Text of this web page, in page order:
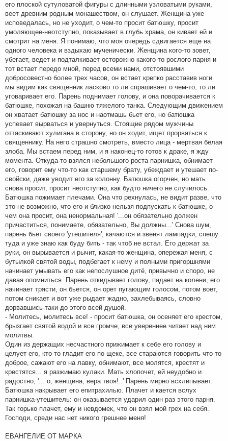
его плоской сутуловатой фигуры с длинными узловатыми руками,
веет древним родным монашеством, он слушает. Женщина уже
исповедалась, но не уходит, о чем-то просит батюшку, просит
умоляющее-неотступно, показывает в глубь храма, он кивает ей и
смотрит на меня. Я понимаю, что моя очередь сдвигается еще на
одного человека и вздыхаю мученически. Женщина кого-то зовет,
убегает, ведет и подталкивает осторожно какого-то рослого парня и
тот встает передо мной, перед всеми нами, отстоявшими
добросовестно более трех часов, он встает крепко расставив ноги
мы видим как священник ласково то ли спрашивает о чем-то, то ли
уговаривает его. Парень поднимает голову, и она поворачивается к
батюшке, похожая на башню тяжелого танка. Следующим движением
он хватает батюшку за нос и наотмашь бьет его, но батюшка
успевает вырваться и увернуться. Стоящие рядом мужчины
оттаскивают хулигана в сторону, но он ходит, ищет прорваться к
священнику. На него страшно смотреть, вместо лица - мертвая белая
злоба. Мы встаем перед ним, и я наконец-то готов к драке, я жду
момента. Откуда-то взялся небольшого роста парнишка, обнимает
его, говорит ему что-то как старшему брату, убеждает и утешает по-
свойски, даже уводит его за колонну. Батюшка огорчен, но мать
снова просит, просит неотступно, как будто ничего не случилось.
Батюшка пожимает плечами. Она что рехнулась, не видит разве, что
это не возможно, что его и близко нельзя подпускать к батюшке, о
чем она просит, она ненормальная! '...он обязательно должен
причаститься, понимаете, обязательно, Вы должны...' Снова шум,
парень бьет своего 'утешителя', качаются и звенят лампадки, спешу
туда и уже знаю как буду бить - так чтоб не встал. Его держат за
руки, он вырывается и рычит, какая-то женщина, опережая меня, с
бутылкой святой воды, подбегает к нему и полными пригоршнями
начинает умывать его как непослушное дитё, привычно и споро, не
давая опомниться. Парень откидывает голову, падает на колени, его
начинает трясти, он бьется, он орет пугающим голосом, потом воет,
потом сникает и вот уже рыдает жадно, захлебываясь, словно
дорвавшись-таки до этого всей душой.
- Молитесь, молитесь все! - просит батюшка, он осеняет его крестом,
брызгает святой водой и все громче, все увереннее читает над ним
молитвы.
Один из держащих несчастного прижимает к себе его голову и
целует его, кто-то гладит его по щеке, все стараются говорить что-то
доброе, сажают его на лавку, обнимают, все молятся, крестят и
крестятся... я разжимаю кулаки. Мать хлопочет, ей неудобно и
радостно, '... о, женщина, вера твоя!..' Парень мирно всхлипывает.
Батюшка накрывает его епитрахилью. Плачет и кается вслух
парнишка-утешитель: он оказывается ударил один раз этого парня.
Так горько плачет, ему и невдомек, что он взял мой грех на себя.
Господи, среди нас нет никого грешнее меня!
ЕВАНГЕЛИЕ ОТ МАРКА